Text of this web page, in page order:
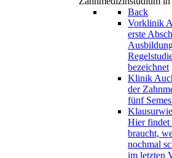
Back
Vorklinik
erste
bezeichnet
Klinik
der
fünf
Hier findet
braucht,
nochmal
im letzten